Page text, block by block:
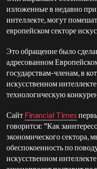
изложенные в недавно
интеллекте, могут
европейском секторе
Это обращение было
адресованном
государствам-членам, в
искусственном
технологическую
Сайт Financial Times
говорится: "Как
экономического сектора,
обеспокоенность по
искусственном